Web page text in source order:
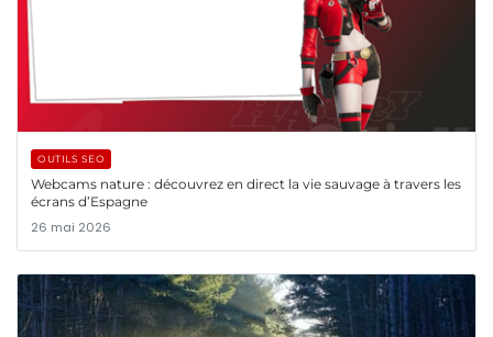
OUTILS SEO
Webcams nature : découvrez en direct la vie sauvage à travers les
écrans d’Espagne
26 mai 2026